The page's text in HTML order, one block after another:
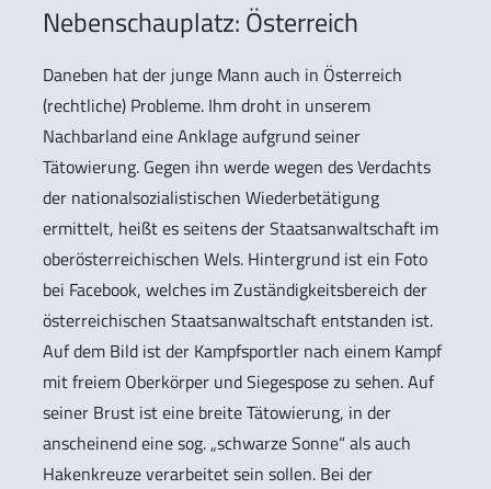
Nebenschauplatz: Österreich
Daneben hat der junge Mann auch in Österreich
(rechtliche) Probleme. Ihm droht in unserem
Nachbarland eine Anklage aufgrund seiner
Tätowierung. Gegen ihn werde wegen des Verdachts
der nationalsozialistischen Wiederbetätigung
ermittelt, heißt es seitens der Staatsanwaltschaft im
oberösterreichischen Wels. Hintergrund ist ein Foto
bei Facebook, welches im Zuständigkeitsbereich der
österreichischen Staatsanwaltschaft entstanden ist.
Auf dem Bild ist der Kampfsportler nach einem Kampf
mit freiem Oberkörper und Siegespose zu sehen. Auf
seiner Brust ist eine breite Tätowierung, in der
anscheinend eine sog. „schwarze Sonne“ als auch
Hakenkreuze verarbeitet sein sollen. Bei der